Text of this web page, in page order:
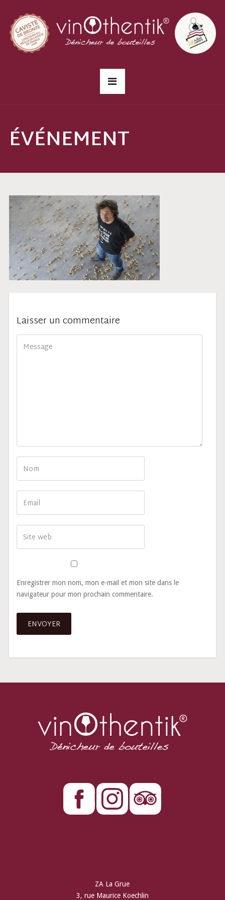
ÉVÉNEMENT
Laisser un commentaire
Enregistrer mon nom, mon e-mail et mon site dans le
navigateur pour mon prochain commentaire.
ZA La Grue
3, rue Maurice Koechlin